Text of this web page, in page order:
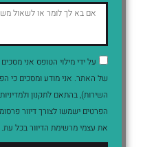
על ידי מילוי הטופס אני
של האתר. אני מודע ומסכים כי
השירות), בהתאם לתקנון
את עצמי מרשימת הדיוור בכל עת.